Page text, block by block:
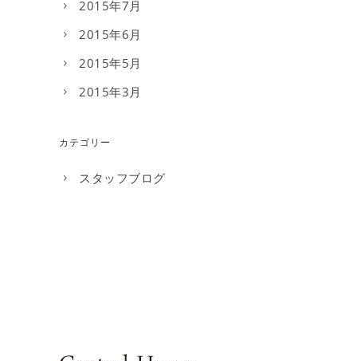
2015年7月
2015年6月
2015年5月
2015年3月
カテゴリー
スタッフブログ